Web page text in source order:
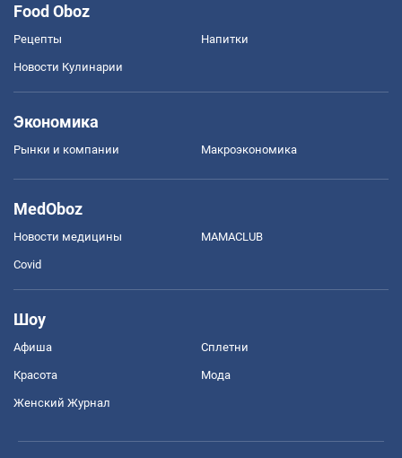
Food Oboz
Рецепты Напитки
Новости Кулинарии
Экономика
Рынки и компании Mакроэкономика
MedOboz
Новости медицины MAMACLUB
Covid
Шоу
Афиша Сплетни
Красота Мода
Женский Журнал